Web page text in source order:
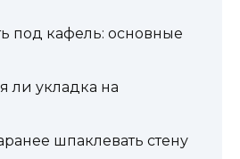
под кафель: основные
ли укладка на
шпаклевать стену